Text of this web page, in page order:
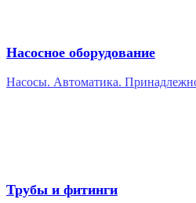
Насосное оборудование
Насосы. Автоматика.
Трубы и фитинги